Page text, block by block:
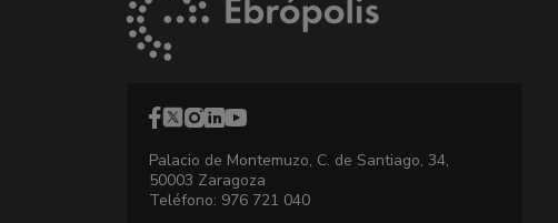
Palacio de Montemuzo, C. de Santiago, 34,
50003 Zaragoza
Teléfono: 976 721 040